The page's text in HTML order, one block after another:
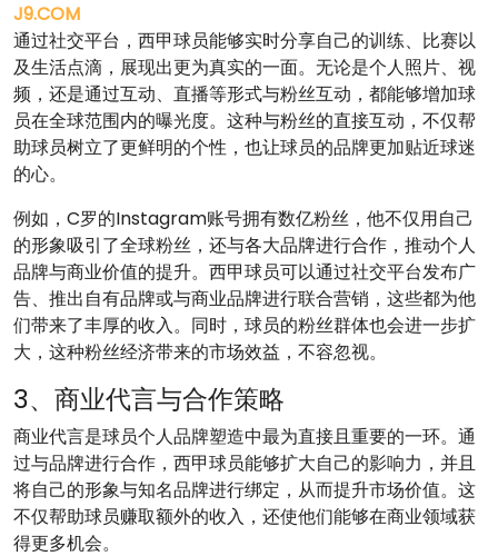
J9.COM
通过社交平台，西甲球员能够实时分享自己的训练、比赛以
及生活点滴，展现出更为真实的一面。无论是个人照片、视
频，还是通过互动、直播等形式与粉丝互动，都能够增加球
员在全球范围内的曝光度。这种与粉丝的直接互动，不仅帮
助球员树立了更鲜明的个性，也让球员的品牌更加贴近球迷
的心。
例如，C罗的Instagram账号拥有数亿粉丝，他不仅用自己
的形象吸引了全球粉丝，还与各大品牌进行合作，推动个人
品牌与商业价值的提升。西甲球员可以通过社交平台发布广
告、推出自有品牌或与商业品牌进行联合营销，这些都为他
们带来了丰厚的收入。同时，球员的粉丝群体也会进一步扩
大，这种粉丝经济带来的市场效益，不容忽视。
3、商业代言与合作策略
商业代言是球员个人品牌塑造中最为直接且重要的一环。通
过与品牌进行合作，西甲球员能够扩大自己的影响力，并且
将自己的形象与知名品牌进行绑定，从而提升市场价值。这
不仅帮助球员赚取额外的收入，还使他们能够在商业领域获
得更多机会。